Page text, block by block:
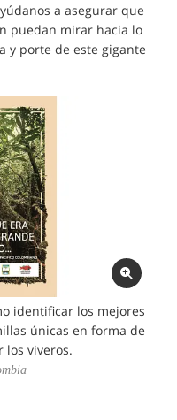
a asegurar que
puedan mirar hacia lo
y porte de este gigante
identificar los mejores
únicas en forma de
los viveros.